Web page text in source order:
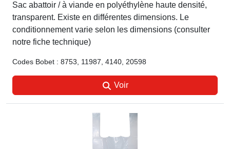
Sac abattoir / à viande en polyéthylène haute densité,
transparent. Existe en différentes dimensions. Le
conditionnement varie selon les dimensions (consulter
notre fiche technique)
Codes Bobet : 8753, 11987, 4140, 20598
Voir